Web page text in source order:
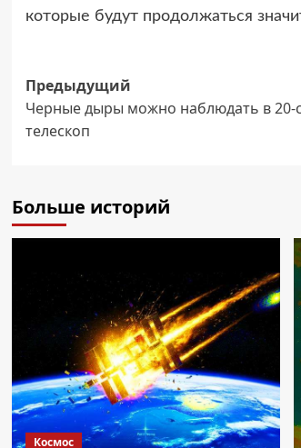
которые будут продолжаться
Навигация
записи
Предыдущий
Черные дыры можно наблюдать в 20-
телескоп
Больше историй
Космос